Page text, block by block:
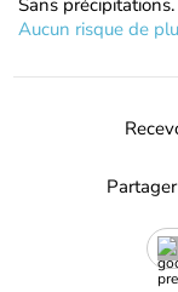
Aucun risque de
Partager